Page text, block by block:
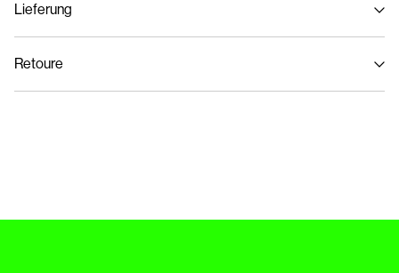
Lieferung
Retoure